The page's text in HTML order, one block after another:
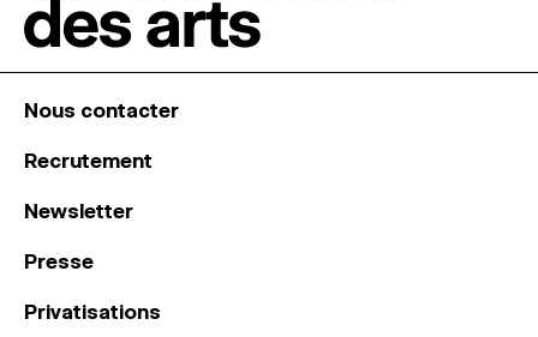
Nous contacter
Recrutement
Newsletter
Presse
Privatisations